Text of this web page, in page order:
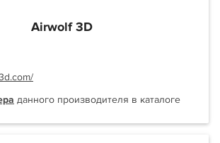
Airwolf 3D
данного производителя в каталоге